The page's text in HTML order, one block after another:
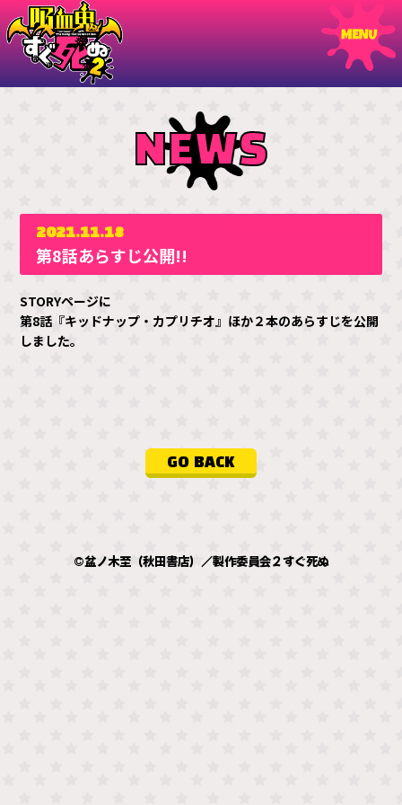
NEWS
2021.11.18
第8話あらすじ公開!!
STORYページに
第8話 『キッドナップ・カプリチオ』ほか２本のあらすじを公開
しました。
GO BACK
©盆ノ木至（秋田書店）／製作委員会２すぐ死ぬ